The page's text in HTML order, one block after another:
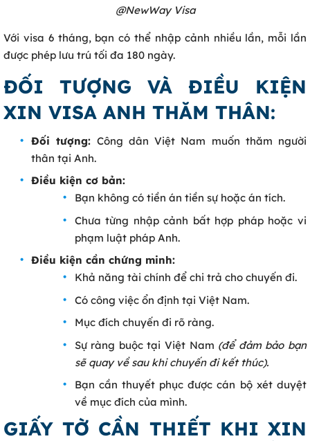
@NewWay Visa
Với visa 6 tháng, bạn có thể nhập cảnh nhiều lần, mỗi lần
được phép lưu trú tối đa 180 ngày.
ĐỐI TƯỢNG VÀ ĐIỀU KIỆN
XIN VISA ANH THĂM THÂN:
Đối tượng: Công dân Việt Nam muốn thăm người
thân tại Anh.
Điều kiện cơ bản:
Bạn không có tiền án tiền sự hoặc án tích.
Chưa từng nhập cảnh bất hợp pháp hoặc vi
phạm luật pháp Anh.
Điều kiện cần chứng minh:
Khả năng tài chính để chi trả cho chuyến đi.
Có công việc ổn định tại Việt Nam.
Mục đích chuyến đi rõ ràng.
Sự ràng buộc tại Việt Nam (để đảm bảo bạn
sẽ quay về sau khi chuyến đi kết thúc).
Bạn cần thuyết phục được cán bộ xét duyệt
về mục đích của mình.
GIẤY TỜ CẦN THIẾT KHI XIN